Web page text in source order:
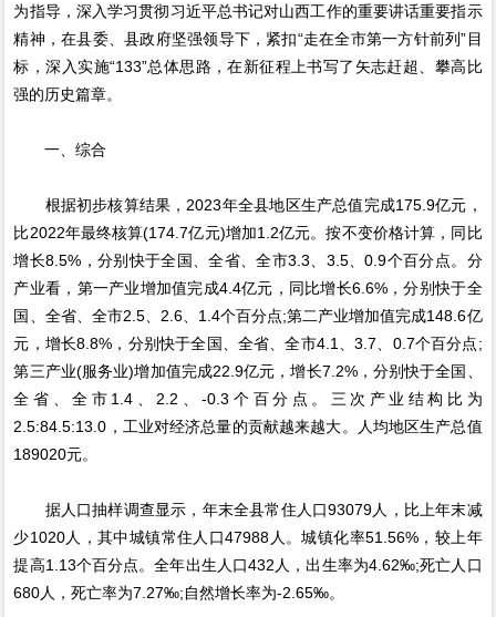
为指导，深入学习贯彻习近平总书记对山西工作的重要讲话重要指示
精神，在县委、县政府坚强领导下，紧扣“走在全市第一方针前列”目
标，深入实施“133”总体思路，在新征程上书写了矢志赶超、攀高比
强的历史篇章。
一、综合
根据初步核算结果，2023年全县地区生产总值完成175.9亿元，
比2022年最终核算(174.7亿元)增加1.2亿元。按不变价格计算，同比
增长8.5%，分别快于全国、全省、全市3.3、3.5、0.9个百分点。分
产业看，第一产业增加值完成4.4亿元，同比增长6.6%，分别快于全
国、全省、全市2.5、2.6、1.4个百分点;第二产业增加值完成148.6亿
元，增长8.8%，分别快于全国、全省、全市4.1、3.7、0.7个百分点;
第三产业(服务业)增加值完成22.9亿元，增长7.2%，分别快于全国、
全省、全市1.4、2.2、-0.3个百分点。三次产业结构比为
2.5:84.5:13.0，工业对经济总量的贡献越来越大。人均地区生产总值
189020元。
据人口抽样调查显示，年末全县常住人口93079人，比上年末减
少1020人，其中城镇常住人口47988人。城镇化率51.56%，较上年
提高1.13个百分点。全年出生人口432人，出生率为4.62‰;死亡人口
680人，死亡率为7.27‰;自然增长率为-2.65‰。